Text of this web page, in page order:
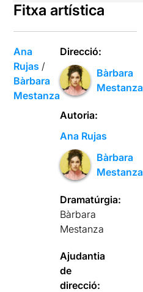
Fitxa artística
Ana
Rujas /
Bàrbara
Mestanza
Direcció:
Bàrbara
Mestanza
Autoria:
Ana Rujas
Bàrbara
Mestanza
Dramatúrgia:
Bàrbara
Mestanza
Ajudantia
de
direcció: